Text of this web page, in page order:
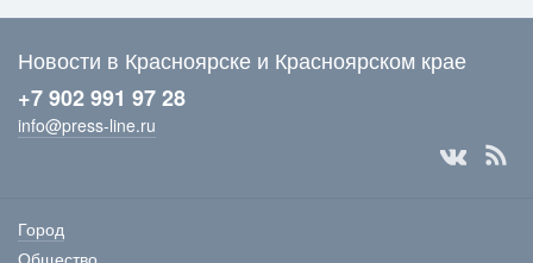
Новости в Красноярске и Красноярском крае
+7 902 991 97 28
info@press-line.ru
Город
Общество